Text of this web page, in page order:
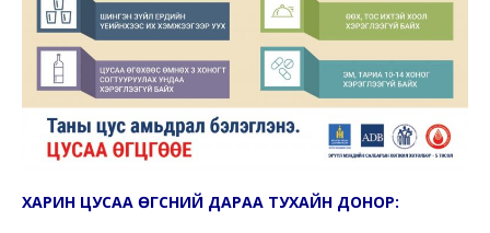
ХАРИН ЦУСАА ӨГСНИЙ ДАРАА ТУХАЙН ДОНОР: